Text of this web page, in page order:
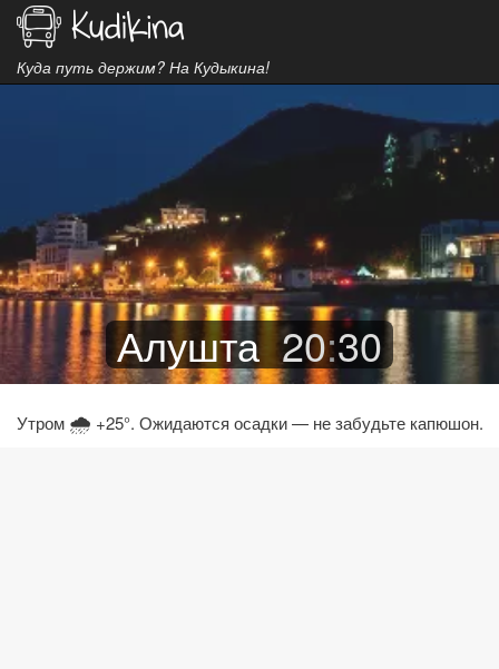
Куда путь держим? На Кудыкина!
Алушта 20:30
Утром 🌧 +25°. Ожидаются осадки — не забудьте капюшон.